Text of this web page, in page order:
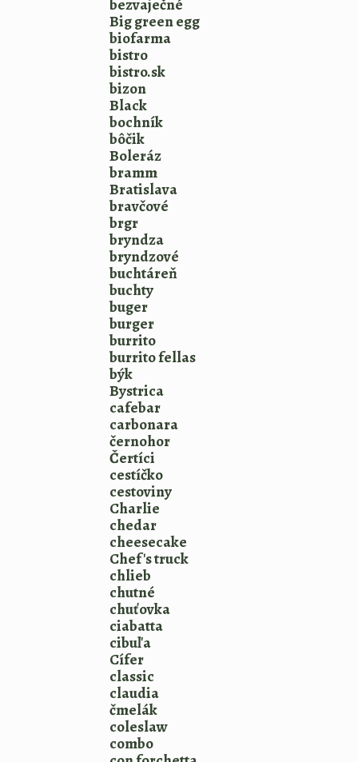
bezvaječné
Big green egg
biofarma
bistro
bistro.sk
bizon
Black
bochník
bôčik
Boleráz
bramm
Bratislava
bravčové
brgr
bryndza
bryndzové
buchtáreň
buchty
buger
burger
burrito
burrito fellas
býk
Bystrica
cafebar
carbonara
černohor
Čertíci
cestíčko
cestoviny
Charlie
chedar
cheesecake
Chef's truck
chlieb
chutné
chuťovka
ciabatta
cibuľa
Cífer
classic
claudia
čmelák
coleslaw
combo